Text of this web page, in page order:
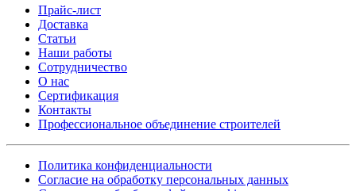
Прайс-лист
Доставка
Статьи
Наши работы
Сотрудничество
О нас
Сертификация
Контакты
Профессиональное объединение строителей
Политика конфиденциальности
Согласие на обработку персональных данных